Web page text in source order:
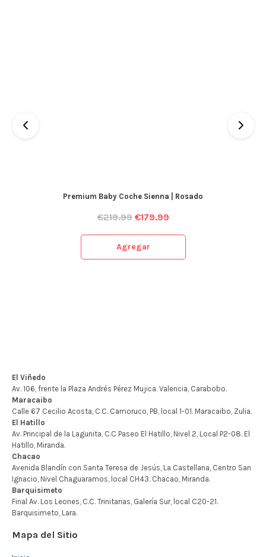
Premium Baby Coche Sienna | Rosado
€219.99 €179.99
Agregar
Mapa del Sitio